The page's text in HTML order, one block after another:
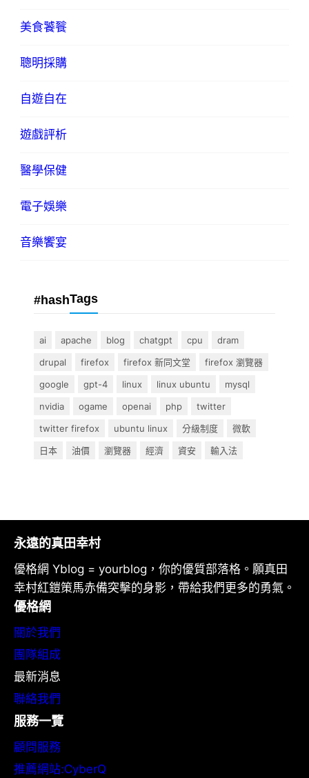
美食饕餮
聰明採購
自遊自在
遊戲評析
醫學保健
電子娛樂
音樂饗宴
#hashTags
ai apache blog chatgpt cpu
dram
drupal
firefox firefox 新同文堂
firefox 瀏覽器
google
gpt-4 linux linux ubuntu
mysql
nvidia
ogame openai php
twitter
twitter firefox
ubuntu linux 分級制度
微軟
日本
油價 瀏覽器 經濟 資安 輸入法
永遠的真田幸村
優格網 Yblog = yourblog，你的優質部落格。願真田
幸村紅鎧策馬赤備突擊的身影，帶給我們更多的勇氣。
優格網
關於我們
團隊組成
最新消息
聯絡我們
服務一覽
顧問服務
推薦網站:CyberQ